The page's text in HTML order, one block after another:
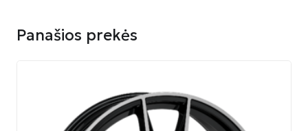
Panašios prekės